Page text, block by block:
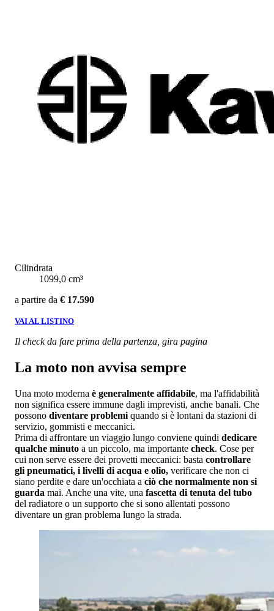
Cilindrata
1099,0 cm³
a partire da € 17.590
VAI AL LISTINO
Il check da fare prima della partenza, gira pagina
La moto non avvisa sempre
Una moto moderna è generalmente affidabile, ma l'affidabilità
non significa essere immune dagli imprevisti, anche banali. Che
possono diventare problemi quando si è lontani da stazioni di
servizio, gommisti e meccanici.
Prima di affrontare un viaggio lungo conviene quindi dedicare
qualche minuto a un piccolo, ma importante check. Cose per
cui non serve essere dei provetti meccanici: basta controllare
gli pneumatici, i livelli di acqua e olio, verificare che non ci
siano perdite e dare un'occhiata a ciò che normalmente non si
guarda mai. Anche una vite, una fascetta di tenuta del tubo
del radiatore o un supporto che si sono allentati possono
diventare un gran problema lungo la strada.